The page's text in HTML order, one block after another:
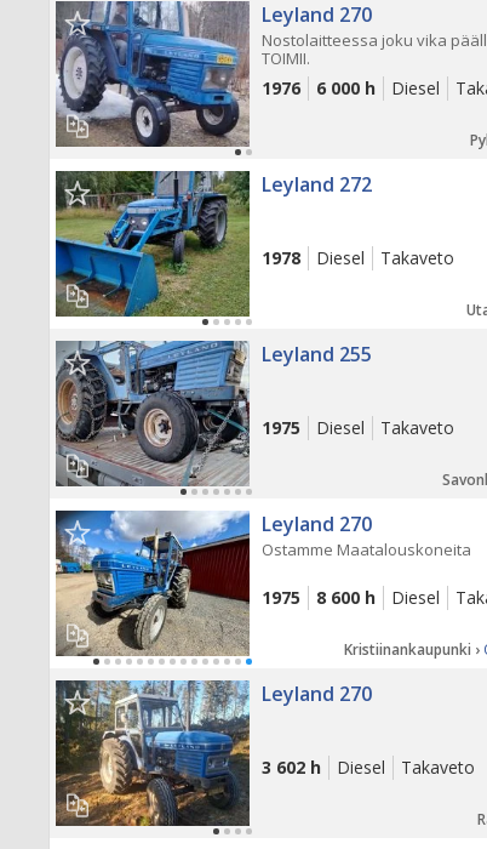
Leyland 270
Nostolaitteessa joku vika
TOIMII.
1976 6 000 h Diesel
Leyland 272
1978 Diesel Takaveto
Leyland 255
1975 Diesel Takaveto
Leyland 270
Ostamme Maatalouskoneita
1975 8 600 h Diesel
Kristiinankaupunki ›
Leyland 270
3 602 h Diesel Takaveto